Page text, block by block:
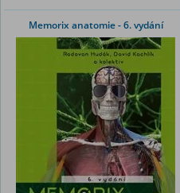
Memorix anatomie - 6. vydání